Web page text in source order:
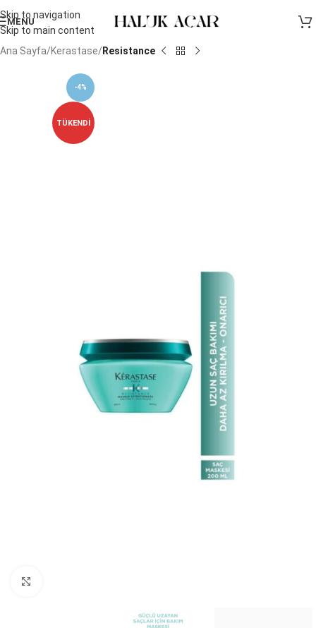
Skip to navigation
Skip to main content
MENU
Ana Sayfa Kerastase Resistance
-4%